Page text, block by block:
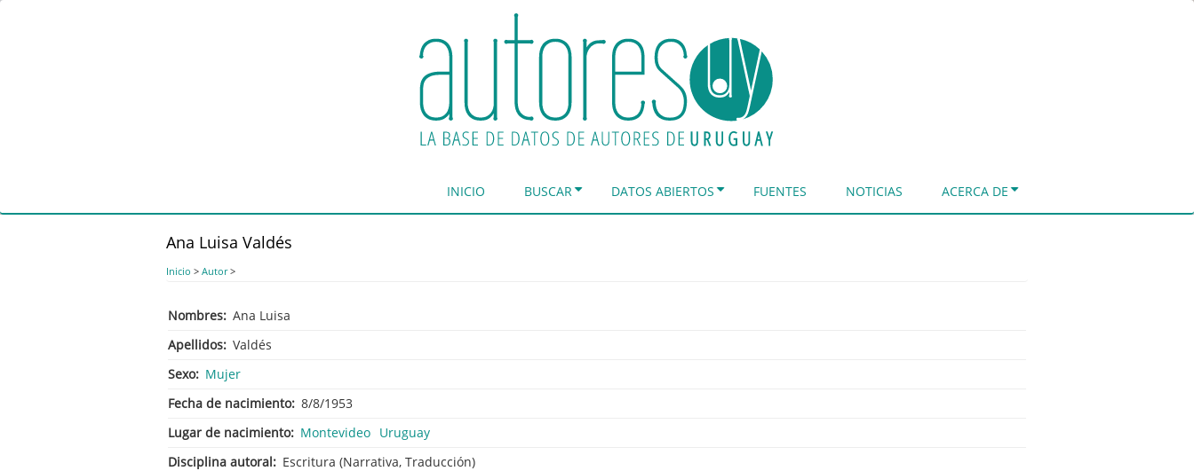
INICIO BUSCAR DATOS ABIERTOS FUENTES NOTICIAS ACERCA DE
Ana Luisa Valdés
Inicio > Autor>
Nombres Ana Luisa
Apellidos Valdés
Sexo
Mujer
Fecha de nacimiento 8/8/1953
Lugar de nacimiento
Montevideo Uruguay
Disciplina autoral
Escritura (Narrativa, Traducción)